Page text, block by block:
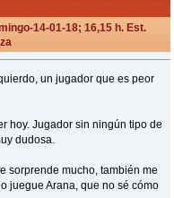
14-01-18; 16,15 h. Est.
un jugador que es peor
hoy. Jugador sin ningún tipo de
dudosa.
sorprende mucho, también me
juegue Arana, que no sé cómo